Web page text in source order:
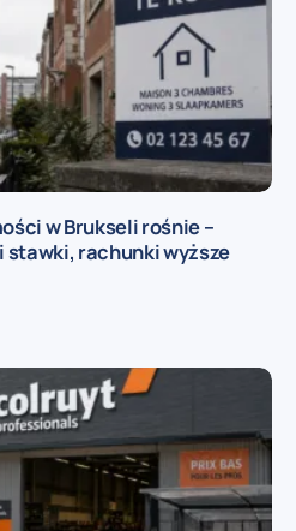
w Brukseli rośnie –
rachunki wyższe